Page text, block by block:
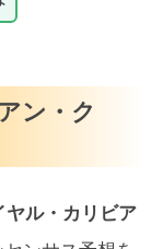
ン・ク
ヤル・カリビア